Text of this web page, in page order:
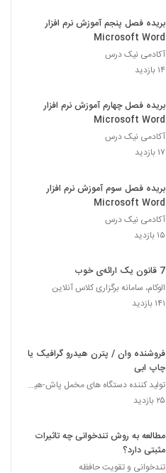
بریده فصل پنجم آموزش نرم افزار
Microsoft Word
آکادمی نیک درس
۱۴ بازدید
بریده فصل چهارم آموزش نرم افزار
Microsoft Word
آکادمی نیک درس
۱۷ بازدید
بریده فصل سوم آموزش نرم افزار
Microsoft Word
آکادمی نیک درس
۱۵ بازدید
7 قانون یک ارائه‌ی خوب
الوکام، سامانه برگزاری کلاس آنلاین
۱۴۱ بازدید
فروشنده وان / پترن هیدرو گرافیک یا
چاپ ابی
تولید کننده دستگاه های مخمل پاش-هیدروگرافیک-ابکاری
۲۵ بازدید
مطالعه به روش تندخوانی چه تاثیرات
مثبتی دارد؟
تندخوانی و تقویت حافظه